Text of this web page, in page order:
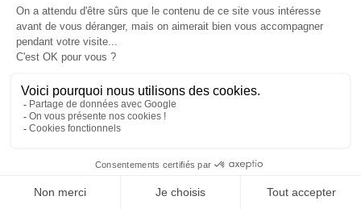
Sticker bouteille mariage Landiva